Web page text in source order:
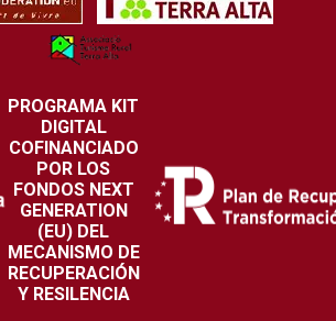
PROGRAMA KIT
DIGITAL
COFINANCIADO
POR LOS
FONDOS NEXT
GENERATION
(EU) DEL
MECANISMO DE
RECUPERACIÓN
Y RESILENCIA